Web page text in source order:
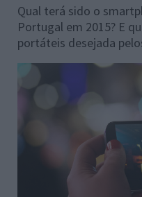
Qual terá sido o
Portugal em 2015? E
portáteis desejada